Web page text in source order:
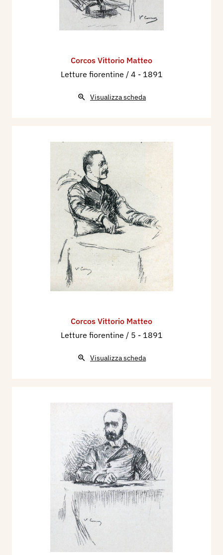
Corcos Vittorio Matteo
Letture fiorentine / 4 - 1891
Visualizza scheda
Corcos Vittorio Matteo
Letture fiorentine / 5 - 1891
Visualizza scheda